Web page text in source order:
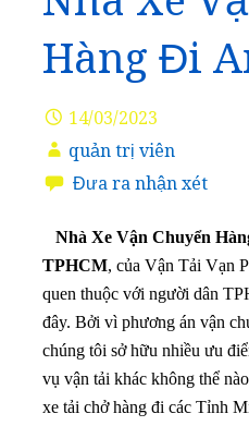
Hàng Đi
14/03/2023
quản trị viên
Đưa ra nhận xét
Nhà Xe Vận Chuyển
TPHCM, của Vận Tải Vạn
quen thuộc với người dân
đây. Bởi vì phương án vận
chúng tôi sở hữu nhiều ưu
vụ vận tải khác không thể
xe tải chở hàng đi các Tỉnh